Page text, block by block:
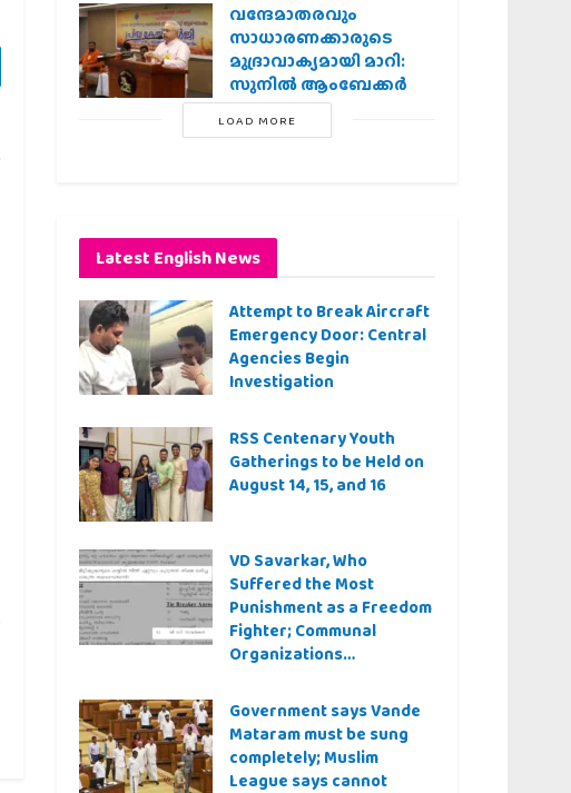
വന്ദേമാതരവും
സാധാരണക്കാരുടെ
മുദ്രാവാക്യമായി മാറി:
സുനിൽ ആംബേക്കർ
LOAD MORE
Latest English News
Attempt to Break Aircraft
Emergency Door: Central
Agencies Begin
Investigation
RSS Centenary Youth
Gatherings to be Held on
August 14, 15, and 16
VD Savarkar, Who
Suffered the Most
Punishment as a Freedom
Fighter; Communal
Organizations
Quiz Question
Government says Vande
Mataram must be sung
completely; Muslim
League says cannot